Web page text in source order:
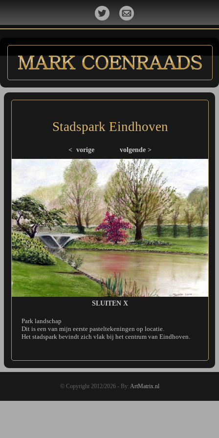
Stadspark Eindhoven
< vorige volgende >
SLUITEN X
Park landschap
Dit is een van mijn eerste pasteltekeningen op locatie.
Het stadspark bevindt zich vlak bij het centrum van Eindhoven.
© Copyright 2012/2026 - By: ArtMatrix.nl